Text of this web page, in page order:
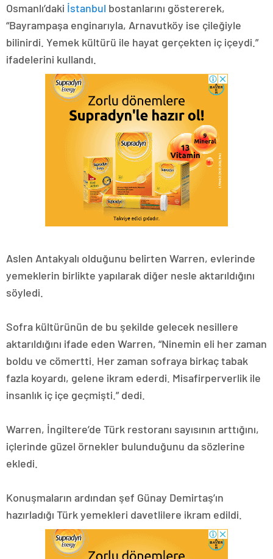
Osmanlı’daki İstanbul bostanlarını göstererek,
“Bayrampaşa enginarıyla, Arnavutköy ise çileğiyle
bilinirdi. Yemek kültürü ile hayat gerçekten iç içeydi.”
ifadelerini kullandı.
Aslen Antakyalı olduğunu belirten Warren, evlerinde
yemeklerin birlikte yapılarak diğer nesle aktarıldığını
söyledi.
Sofra kültürünün de bu şekilde gelecek nesillere
aktarıldığını ifade eden Warren, “Ninemin eli her zaman
boldu ve cömertti. Her zaman sofraya birkaç tabak
fazla koyardı, gelene ikram ederdi. Misafirperverlik ile
insanlık iç içe geçmişti.” dedi.
Warren, İngiltere’de Türk restoranı sayısının arttığını,
içlerinde güzel örnekler bulunduğunu da sözlerine
ekledi.
Konuşmaların ardından şef Günay Demirtaş’ın
hazırladığı Türk yemekleri davetlilere ikram edildi.